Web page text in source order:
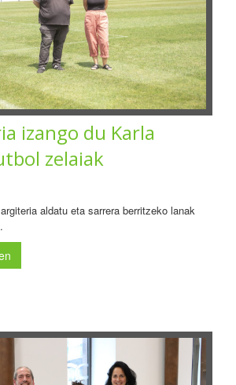
izango du Karla
zelaiak
aldatu eta sarrera berritzeko lanak